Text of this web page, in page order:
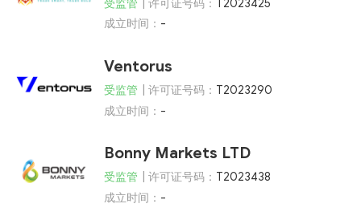
受监管 | 许可证号码： T2023425
成立时间： -
Ventorus
受监管 | 许可证号码： T2023290
成立时间： -
Bonny Markets LTD
受监管 | 许可证号码： T2023438
成立时间： -